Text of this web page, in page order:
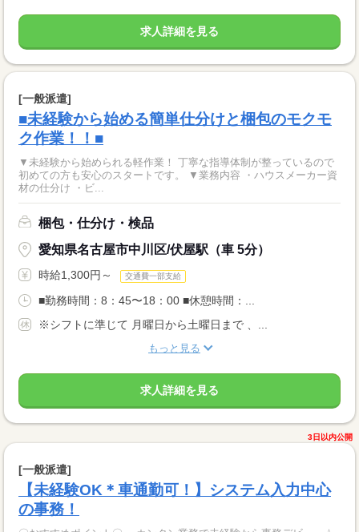
求人詳細を見る
[一般派遣]
■未経験から始める簡単仕分けと梱包のモクモ
ク作業！！■
▼未経験から始められる軽作業！ 丁寧な指導体制が整っているので
初めての方も安心のスタートです。 ▼業務内容 ・ハウスメーカー資
材の仕分け ・ビ...
梱包・仕分け・検品
愛知県名古屋市中川区/伏屋駅（車 5分）
時給1,300円～ 交通費一部支給
■勤務時間：8：45〜18：00 ■休憩時間：...
※シフトに準じて 月曜日から土曜日まで 、...
もっと見る
求人詳細を見る
3日以内公開
[一般派遣]
【未経験OK＊車通勤可！】システム入力中心
の事務！